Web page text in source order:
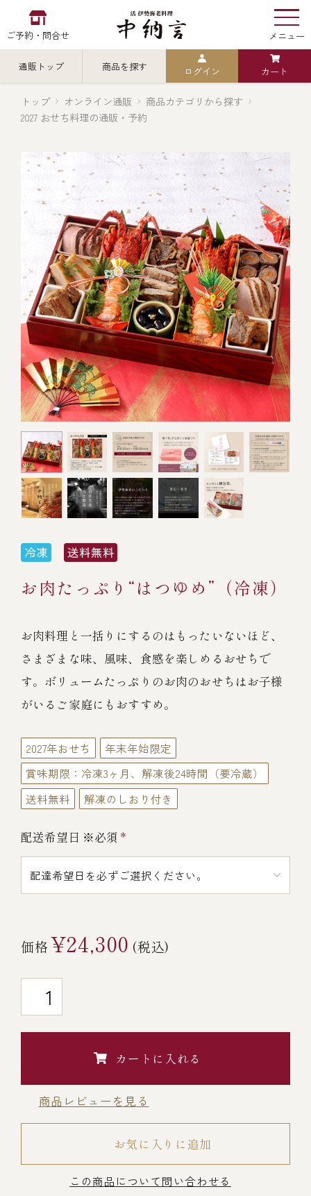
ご予約・問合せ メニュー
中納言の お食い初め
中納言の伊勢海老
用途・シーン
ご結婚式 1.5次会・
二次会
レストラン
オンライン通販
(造り/焼物/蒸し/ボイル伊勢海老)
(ごちそう重/誕生日重/還暦重/お食い初め重)
(生おせち/おせち冷凍)
(中納言/鉄板焼ひかり)
（中納言厨房）
弁当宅配・仕出し
鉄板焼 ひかり
製薬会社・MR
プライバシーポリシー
サイトマップ
採用情報
通販トップ 商品を探す
カテゴリから探す 全ての商品を見る
伊勢海老
全ての商品を見る
お造り（お刺身）
焼物
蒸し
ボイル伊勢海老
ごちそう重
全ての商品を見る
ごちそう重
還暦重
誕生日重
お食い初め重
おせち
全ての商品を見る
生おせち
おせち冷凍
海鮮鍋
海鮮ＢＢＱ
調味料
スープ・スープカレー
レストラン商品
鉄板焼ひかり
中納言
お弁当（冷凍）
その他
ギフト/贈り物
～￥2,999
￥5,000～￥9,999
￥10,000～￥14,999
ログイン カート
トップ オンライン通販
商品カテゴリから探す
2027 おせち料理の通販・予約
お肉たっぷり“はつゆめ”（冷凍）
お肉料理と一括りにするのはもったいないほど、
さまざまな味、風味、食感を楽しめるおせちで
す。ボリュームたっぷりのお肉のおせちはお子様
がいるご家庭にもおすすめ。
2027年おせち
年末年始限定
賞味期限：冷凍3ヶ月、解凍後24時間（要冷蔵）
送料無料
解凍のしおり付き
配送希望日 ※必須 *
価格¥24,300 (税込)
カートに入れる
商品レビューを見る
お気に入りに追加
この商品について問い合わせる